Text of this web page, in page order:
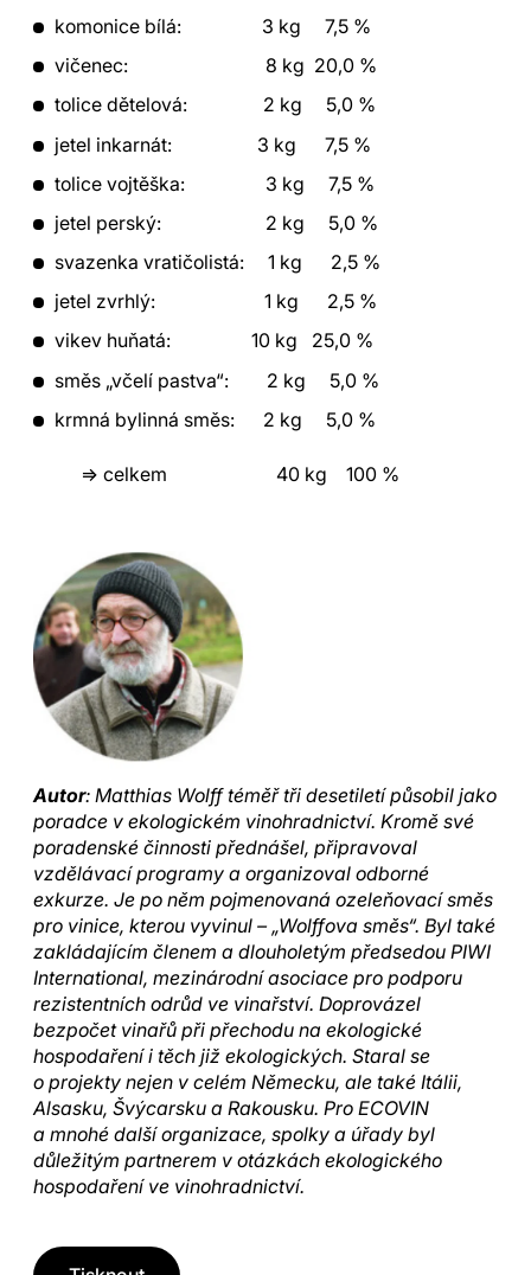
komonice bílá: 3 kg 7,5 %
vičenec: 8 kg 20,0 %
tolice dětelová: 2 kg 5,0 %
jetel inkarnát: 3 kg 7,5 %
tolice vojtěška: 3 kg 7,5 %
jetel perský: 2 kg 5,0 %
svazenka vratičolistá: 1 kg 2,5 %
jetel zvrhlý: 1 kg 2,5 %
vikev huňatá: 10 kg 25,0 %
směs „včelí pastva“: 2 kg 5,0 %
krmná bylinná směs: 2 kg 5,0 %
=> celkem 40 kg 100 %
Autor: Matthias Wolff téměř tři desetiletí působil jako
poradce v ekologickém vinohradnictví. Kromě své
poradenské činnosti přednášel, připravoval
vzdělávací programy a organizoval odborné
exkurze. Je po něm pojmenovaná ozeleňovací směs
pro vinice, kterou vyvinul – „Wolffova směs“. Byl také
zakládajícím členem a dlouholetým předsedou PIWI
International, mezinárodní asociace pro podporu
rezistentních odrůd ve vinařství. Doprovázel
bezpočet vinařů při přechodu na ekologické
hospodaření i těch již ekologických. Staral se
o projekty nejen v celém Německu, ale také Itálii,
Alsasku, Švýcarsku a Rakousku. Pro ECOVIN
a mnohé další organizace, spolky a úřady byl
důležitým partnerem v otázkách ekologického
hospodaření ve vinohradnictví.